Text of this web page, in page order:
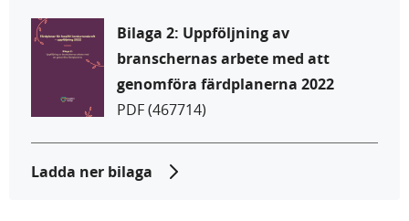
Bilaga 2: Uppföljning av
branschernas arbete med att
genomföra färdplanerna 2022
PDF(467714)
Ladda ner bilaga